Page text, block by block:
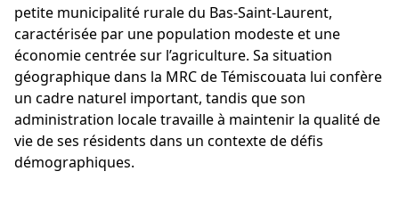
petite municipalité rurale du Bas-Saint-Laurent,
caractérisée par une population modeste et une
économie centrée sur l’agriculture. Sa situation
géographique dans la MRC de Témiscouata lui confère
un cadre naturel important, tandis que son
administration locale travaille à maintenir la qualité de
vie de ses résidents dans un contexte de défis
démographiques.